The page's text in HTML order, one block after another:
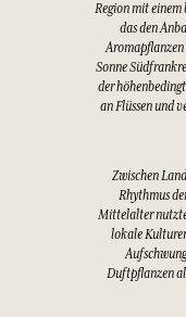
Region mit einem
das den
Sonne
der
an Flüssen und
Zwischen
Rhythmus
Mittelalter
lokale
Duftpflanzen